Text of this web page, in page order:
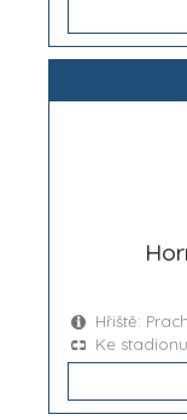
Hřiště:
Ke